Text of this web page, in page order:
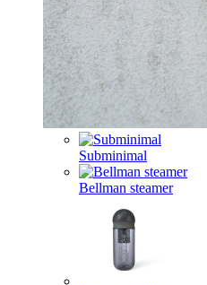
Subminimal
Bellman steamer